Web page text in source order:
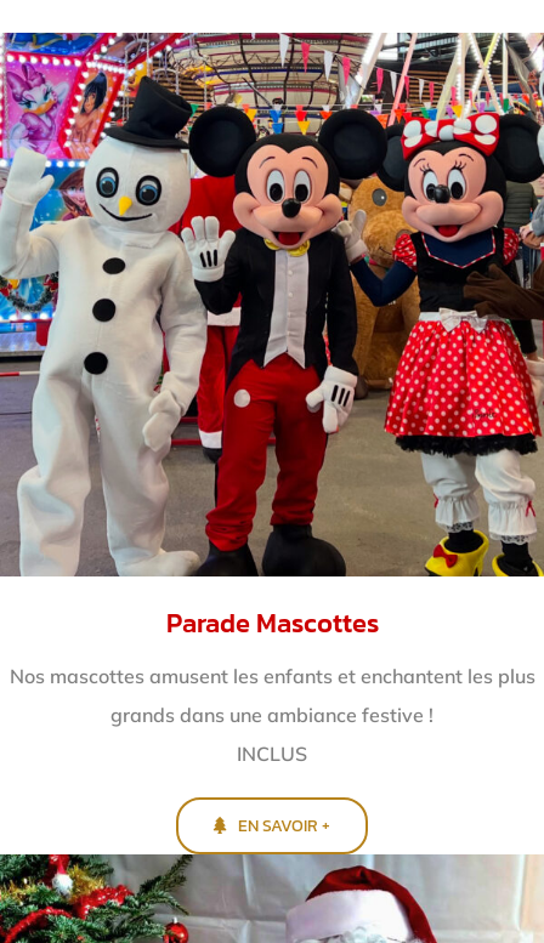
Parade Mascottes
Nos mascottes amusent les enfants et enchantent les plus
grands dans une ambiance festive !
INCLUS
EN SAVOIR +